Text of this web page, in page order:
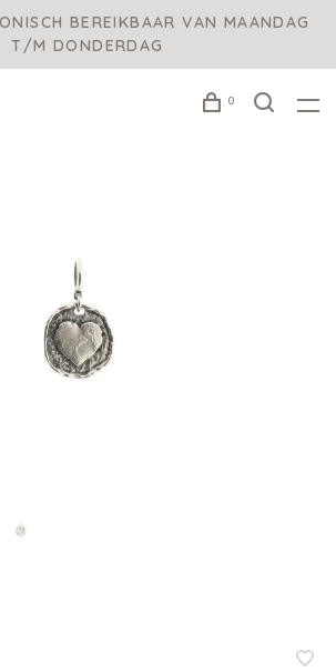
BEREIKBAAR VAN MAANDAG
T/M DONDERDAG
0